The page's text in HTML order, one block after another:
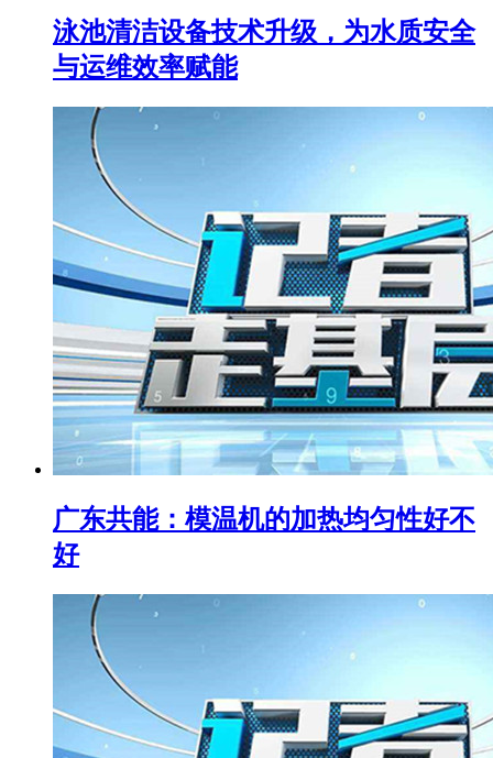
泳池清洁设备技术升级，为水质安全
与运维效率赋能
广东共能：模温机的加热均匀性好不
好